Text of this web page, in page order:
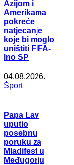
Azijom i
Amerikama
pokreće
natjecanje
koje bi moglo
uništiti FIFA-
ino SP
04.08.2026.
Šport
Papa Lav
uputio
posebnu
poruku za
Mladifest u
Međugorju